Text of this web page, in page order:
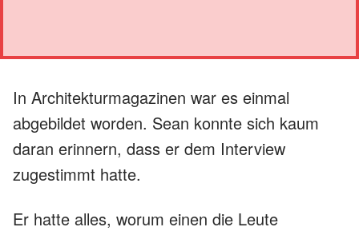
In Architekturmagazinen war es einmal
abgebildet worden. Sean konnte sich kaum
daran erinnern, dass er dem Interview
zugestimmt hatte.
Er hatte alles, worum einen die Leute